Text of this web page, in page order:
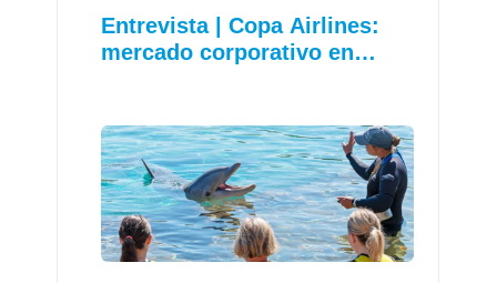
Entrevista | Copa Airlines:
mercado corporativo en…